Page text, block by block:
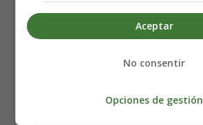
Guión: Jonathan Tropper
Música: Michael Giacchino
Aceptar
No consentir
Opciones de gestión